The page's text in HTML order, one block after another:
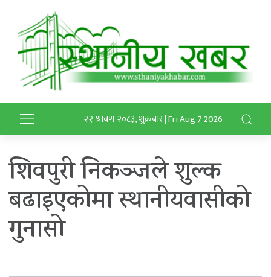
२२ श्रावण २०८३, शुक्रबार | Fri Aug 7 2026
शिवपुरी निकञ्जले शुल्क
बढाइएकोमा स्थानीयवासीको
गुनासो